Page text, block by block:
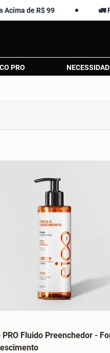
R$ 99 🚛 FRETE
PRO
PRO Fluido Preenchedor -